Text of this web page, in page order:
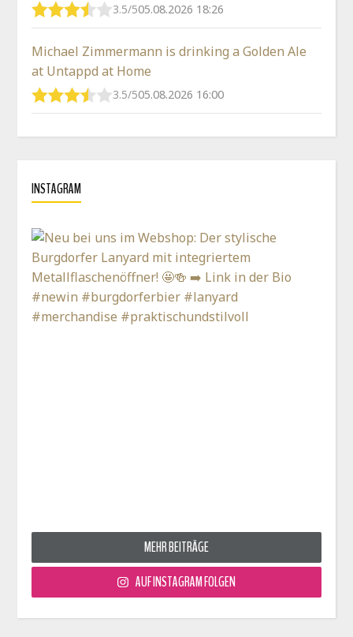
3.5/505.08.2026 18:26
Michael Zimmermann is drinking a Golden Ale
at Untappd at Home
3.5/505.08.2026 16:00
INSTAGRAM
MEHR BEITRÄGE
AUF INSTAGRAM FOLGEN